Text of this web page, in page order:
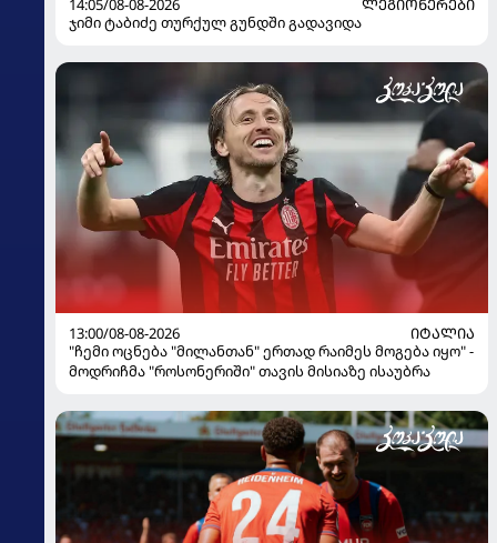
14:05/08-08-2026
ᲚᲔᲒᲘᲝᲜᲔᲠᲔᲑᲘ
ჯიმი ტაბიძე თურქულ გუნდში გადავიდა
13:00/08-08-2026
ᲘᲢᲐᲚᲘᲐ
"ჩემი ოცნება "მილანთან" ერთად რაიმეს მოგება იყო" -
მოდრიჩმა "როსონერიში" თავის მისიაზე ისაუბრა